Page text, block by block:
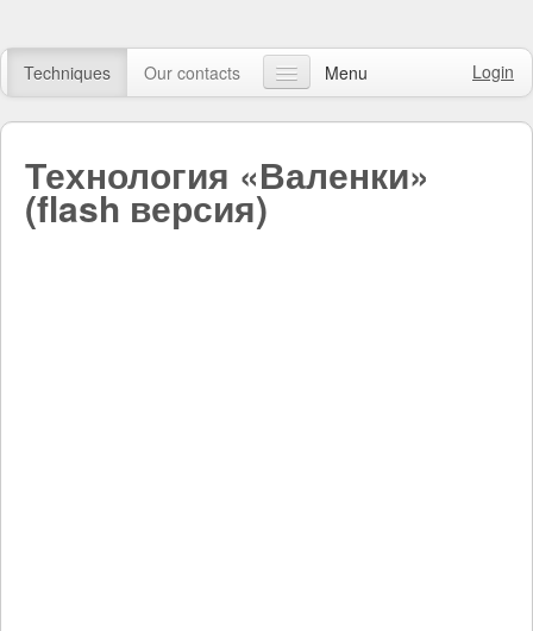
Login
Techniques Our contacts
Menu
Our articles
FAQ
Online course
Технология «Валенки»
(flash версия)